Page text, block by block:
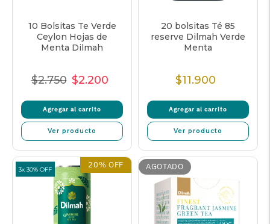
10 Bolsitas Te Verde
Ceylon Hojas de
Menta Dilmah
Precio
$2.750 Precio
venta
$2.200
Agregar al carrito
Ver producto
20 bolsitas Té 85
reserve Dilmah Verde
Menta
Precio
$11.900
Agregar al carrito
Ver producto
3x 30% OFF 20% OFF AGOTADO